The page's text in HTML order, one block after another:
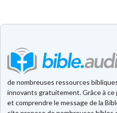
de nombreuses ressources
innovants gratuitement. Grâce à
et comprendre le message de la